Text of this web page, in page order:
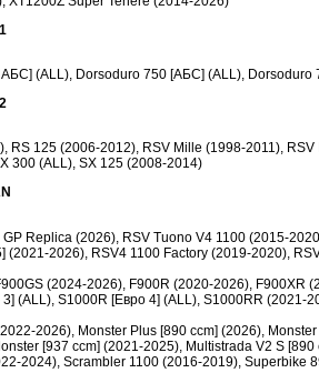
АБС] (ALL), Dorsoduro 750 [АБС] (ALL),
RS 125 (2006-2012), RSV Mille (1998-2011),
300 (ALL), SX 125 (2008-2014)
Replica (2026), RSV Tuono V4 1100 (2015-
(2021-2026), RSV4 1100 Factory (2019-2020),
(2024-2026), F900R (2020-2026), F900XR
(ALL), S1000R [Евро 4] (ALL), S1000RR (2021-
2026), Monster Plus [890 ccm] (2026),
[937 ccm] (2021-2025), Multistrada V2 S
2024), Scrambler 1100 (2016-2019), Superbike